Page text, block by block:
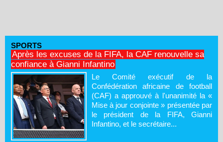
SPORTS
Après les excuses de la FIFA, la CAF renouvelle sa
confiance à Gianni Infantino
Le Comité exécutif de la
Confédération africaine de football
(CAF) a approuvé à l'unanimité la «
Mise à jour conjointe » présentée par
le président de la FIFA, Gianni
Infantino, et le secrétaire...